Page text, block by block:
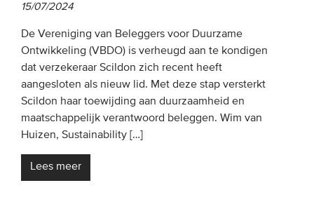
15/07/2024
De Vereniging van Beleggers voor Duurzame
Ontwikkeling (VBDO) is verheugd aan te kondigen
dat verzekeraar Scildon zich recent heeft
aangesloten als nieuw lid. Met deze stap versterkt
Scildon haar toewijding aan duurzaamheid en
maatschappelijk verantwoord beleggen. Wim van
Huizen, Sustainability […]
Lees meer